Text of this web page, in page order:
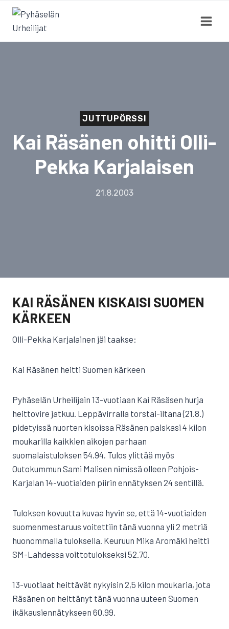
Siirry
sisältöön
JUTTUPÖRSSI
Kai Räsänen ohitti Olli-
Pekka Karjalaisen
21.8.2003
KAI RÄSÄNEN KISKAISI SUOMEN
KÄRKEEN
Olli-Pekka Karjalainen jäi taakse:
Kai Räsänen heitti Suomen kärkeen
Pyhäselän Urheilijain 13-vuotiaan Kai Räsäsen hurja
heittovire jatkuu. Leppävirralla torstai-iltana (21.8.)
pidetyissä nuorten kisoissa Räsänen paiskasi 4 kilon
moukarilla kaikkien aikojen parhaan
suomalaistuloksen 54.94. Tulos ylittää myös
Outokummun Sami Malisen nimissä olleen Pohjois-
Karjalan 14-vuotiaiden piirin ennätyksen 24 sentillä.
Tuloksen kovuutta kuvaa hyvin se, että 14-vuotiaiden
suomenmestaruus voitettiin tänä vuonna yli 2 metriä
huonommalla tuloksella. Keuruun Mika Aromäki heitti
SM-Lahdessa voittotulokseksi 52.70.
13-vuotiaat heittävät nykyisin 2,5 kilon moukaria, jota
Räsänen on heittänyt tänä vuonna uuteen Suomen
ikäkausiennätykseen 60.99.